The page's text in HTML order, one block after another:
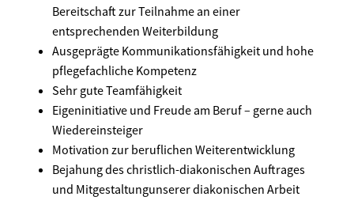
Bereitschaft zur Teilnahme an einer
entsprechenden Weiterbildung
Ausgeprägte Kommunikationsfähigkeit und hohe
pflegefachliche Kompetenz
Sehr gute Teamfähigkeit
Eigeninitiative und Freude am Beruf – gerne auch
Wiedereinsteiger
Motivation zur beruflichen Weiterentwicklung
Bejahung des christlich-diakonischen Auftrages
und Mitgestaltungunserer diakonischen Arbeit